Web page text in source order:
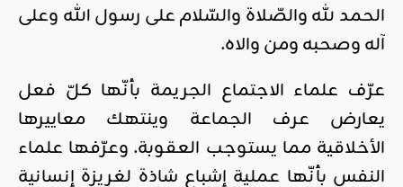
الحمد لله والصّلاة والسّلام على رسول الله وعلى
آله وصحبه ومن والاه.
عرّف علماء الاجتماع الجريمة بأنّها كلّ فعل
يعارض عرف الجماعة وينتهك معاييرها
الأخلاقية مما يستوجب العقوبة. وعرّفها علماء
النفس بأنّها عملية إشباع شاذة لغريزة إنسانية